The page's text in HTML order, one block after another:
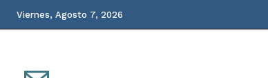
Viernes, Agosto 7, 2026